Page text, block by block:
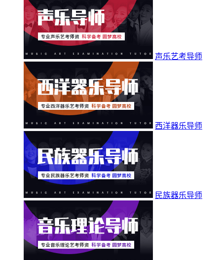
声乐艺考导师
西洋器乐导师
民族器乐导师